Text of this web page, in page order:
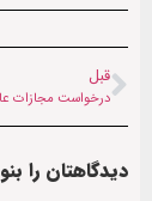
قبل
درخواست مجازات
دیدگاهتان را